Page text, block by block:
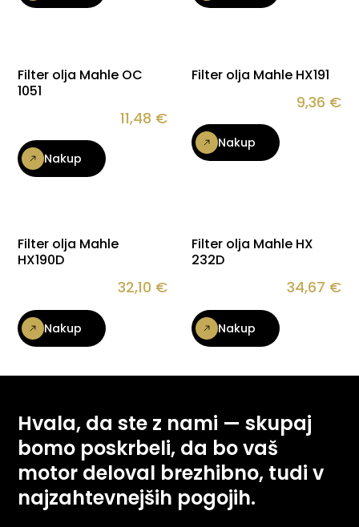
Filter olja Mahle OC
1051
11,48 €
Nakup
Filter olja Mahle HX191
9,36 €
Nakup
Filter olja Mahle
HX190D
32,10 €
Nakup
Filter olja Mahle HX
232D
34,67 €
Nakup
Hvala, da ste z nami — skupaj
bomo poskrbeli, da bo vaš
motor deloval brezhibno, tudi v
najzahtevnejših pogojih.